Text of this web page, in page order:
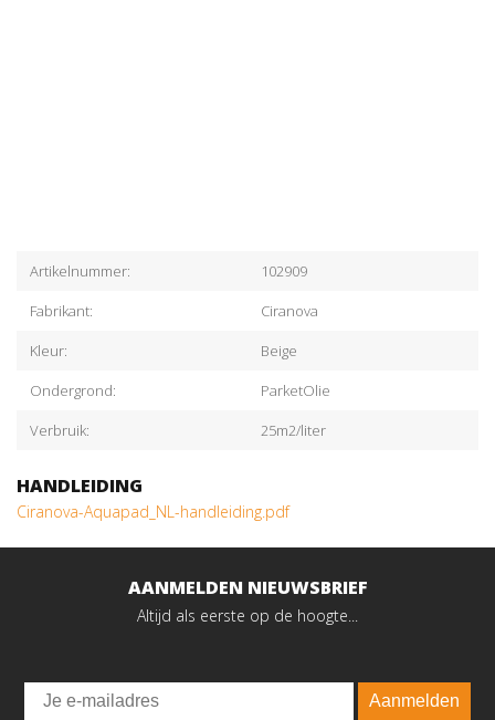
Artikelnummer:
102909
Fabrikant:
Ciranova
Kleur:
Beige
Ondergrond:
ParketOlie
Verbruik:
25m2/liter
HANDLEIDING
Ciranova-Aquapad_NL-handleiding.pdf
AANMELDEN NIEUWSBRIEF
Altijd als eerste op de hoogte...
Email
Aanmelden